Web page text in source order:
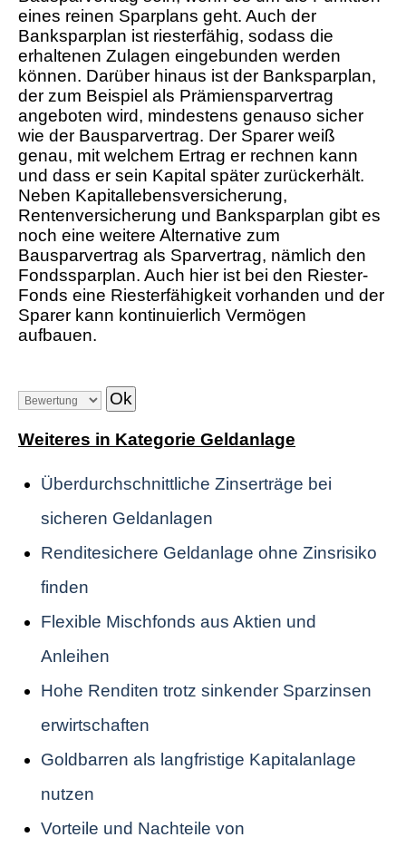
eines reinen Sparplans geht. Auch der
Banksparplan ist riesterfähig, sodass die
erhaltenen Zulagen eingebunden werden
können. Darüber hinaus ist der Banksparplan,
der zum Beispiel als Prämiensparvertrag
angeboten wird, mindestens genauso sicher
wie der Bausparvertrag. Der Sparer weiß
genau, mit welchem Ertrag er rechnen kann
und dass er sein Kapital später zurückerhält.
Neben Kapitallebensversicherung,
Rentenversicherung und Banksparplan gibt es
noch eine weitere Alternative zum
Bausparvertrag als Sparvertrag, nämlich den
Fondssparplan. Auch hier ist bei den Riester-
Fonds eine Riesterfähigkeit vorhanden und der
Sparer kann kontinuierlich Vermögen
aufbauen.
Weiteres in Kategorie Geldanlage
Überdurchschnittliche Zinserträge bei
sicheren Geldanlagen
Renditesichere Geldanlage ohne Zinsrisiko
finden
Flexible Mischfonds aus Aktien und
Anleihen
Hohe Renditen trotz sinkender Sparzinsen
erwirtschaften
Goldbarren als langfristige Kapitalanlage
nutzen
Vorteile und Nachteile von